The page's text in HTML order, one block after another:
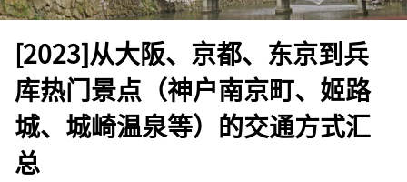
[2023]从大阪、京都、东京到兵
库热门景点（神户南京町、姬路
城、城崎温泉等）的交通方式汇
总